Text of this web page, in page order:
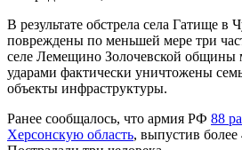
В результате обстрела села Гатище в
повреждены по меньшей мере три
селе Лемещино Золочевской общины
ударами фактически уничтожены
объекты инфраструктуры.
Ранее сообщалось, что армия РФ 88
Херсонскую область, выпустив более